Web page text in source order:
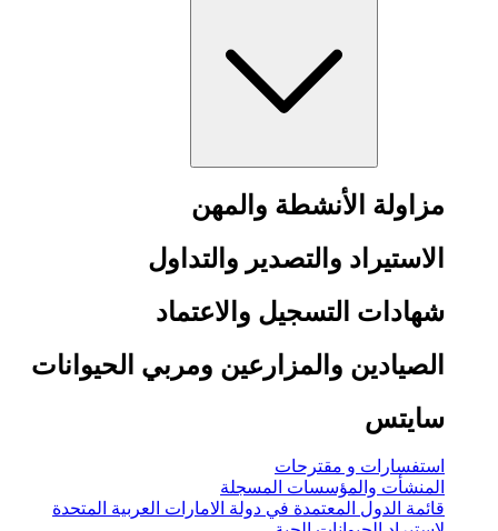
مزاولة الأنشطة والمهن
الاستيراد والتصدير والتداول
شهادات التسجيل والاعتماد
الصيادين والمزارعين ومربي الحيوانات
سايتس
استفسارات و مقترحات
المنشأت والمؤسسات المسجلة
قائمة الدول المعتمدة في دولة الامارات العربية المتحدة